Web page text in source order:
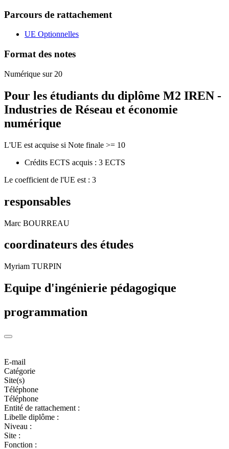
Parcours de rattachement
UE Optionnelles
Format des notes
Numérique sur 20
Pour les étudiants du diplôme M2 IREN -
Industries de Réseau et économie
numérique
L'UE est acquise si Note finale >= 10
Crédits ECTS acquis : 3 ECTS
Le coefficient de l'UE est : 3
responsables
Marc BOURREAU
coordinateurs des études
Myriam TURPIN
Equipe d'ingénierie pédagogique
programmation
E-mail
Catégorie
Site(s)
Téléphone
Téléphone
Entité de rattachement :
Libelle diplôme :
Niveau :
Site :
Fonction :